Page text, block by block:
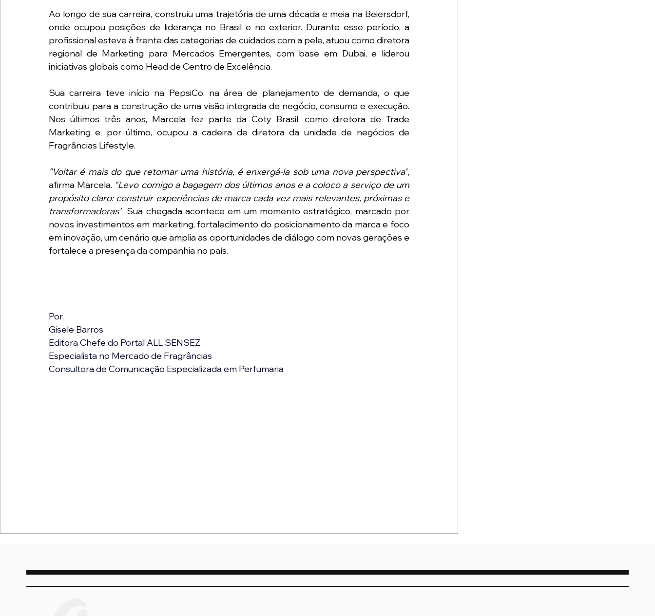
Ao longo de sua carreira, construiu uma trajetória de uma década e meia na Beiersdorf,
onde ocupou posições de liderança no Brasil e no exterior. Durante esse período, a
profissional esteve à frente das categorias de cuidados com a pele, atuou como diretora
regional de Marketing para Mercados Emergentes, com base em Dubai, e liderou
iniciativas globais como Head de Centro de Excelência.
Sua carreira teve início na PepsiCo, na área de planejamento de demanda, o que
contribuiu para a construção de uma visão integrada de negócio, consumo e execução.
Nos últimos três anos, Marcela fez parte da Coty Brasil, como diretora de Trade
Marketing e, por último, ocupou a cadeira de diretora da unidade de negócios de
Fragrâncias Lifestyle.
“Voltar é mais do que retomar uma história, é enxergá-la sob uma nova perspectiva”,
afirma Marcela. “Levo comigo a bagagem dos últimos anos e a coloco a serviço de um
propósito claro: construir experiências de marca cada vez mais relevantes, próximas e
transformadoras”. Sua chegada acontece em um momento estratégico, marcado por
novos investimentos em marketing, fortalecimento do posicionamento da marca e foco
em inovação, um cenário que amplia as oportunidades de diálogo com novas gerações e
fortalece a presença da companhia no país.
Por,
Gisele Barros
Editora Chefe do Portal ALL SENSEZ
Especialista no Mercado de Fragrâncias
Consultora de Comunicação Especializada em Perfumaria